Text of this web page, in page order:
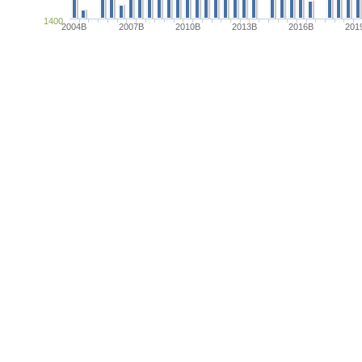
2004B 2007B 2010B 2013B 2016B
1400